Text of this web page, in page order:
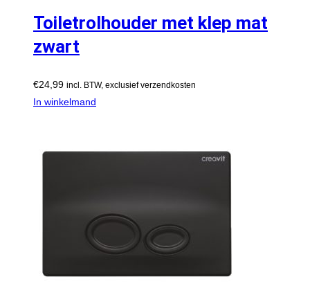
Toiletrolhouder met klep mat
zwart
€24,99 incl. BTW, exclusief verzendkosten
In winkelmand